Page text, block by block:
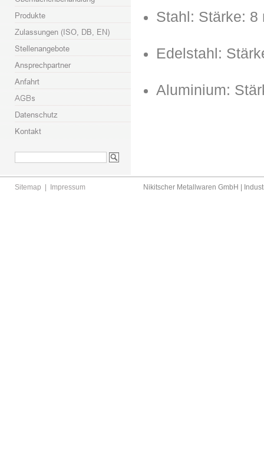
Stahl: Stärke: 8
Edelstahl:
Aluminium:
Sitemap Impressum Nikitscher Metallwaren GmbH |